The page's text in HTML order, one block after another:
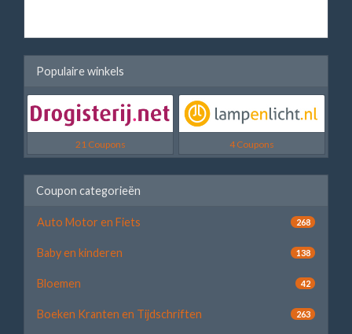
Populaire winkels
21 Coupons 4 Coupons
Coupon categorieën
Auto Motor en Fiets 268
Baby en kinderen 138
Bloemen 42
Boeken Kranten en Tijdschriften 263